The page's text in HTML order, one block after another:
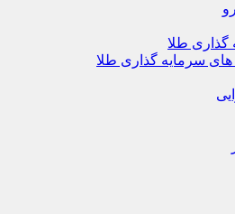
گذاری طلا
سرمایه گذاری طلا